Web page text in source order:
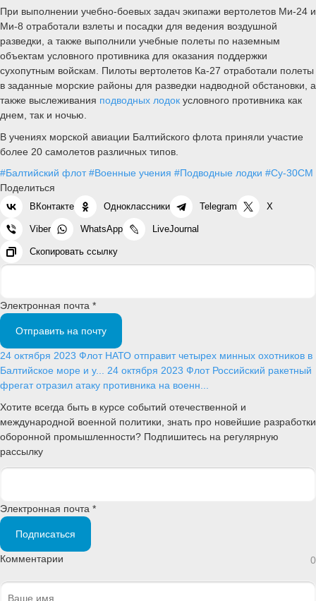
При выполнении учебно-боевых задач экипажи вертолетов Ми-24 и
Ми-8 отработали взлеты и посадки для ведения воздушной
разведки, а также выполнили учебные полеты по наземным
объектам условного противника для оказания поддержки
сухопутным войскам. Пилоты вертолетов Ка-27 отработали полеты
в заданные морские районы для разведки надводной обстановки, а
также выслеживания подводных лодок условного противника как
днем, так и ночью.
В учениях морской авиации Балтийского флота приняли участие
более 20 самолетов различных типов.
#Балтийский флот #Военные учения #Подводные лодки #Су-30СМ
Поделиться
ВКонтакте Одноклассники Telegram X
Viber WhatsApp LiveJournal
Скопировать ссылку
Электронная почта *
Отправить на почту
24 октября 2023 Флот НАТО отправит четырех минных охотников в
Балтийское море и у... 24 октября 2023 Флот Российский ракетный
фрегат отразил атаку противника на военн...
Хотите всегда быть в курсе событий отечественной и
международной военной политики, знать про новейшие разработки
оборонной промышленности? Подпишитесь на регулярную
рассылку
Электронная почта *
Подписаться
Комментарии 0